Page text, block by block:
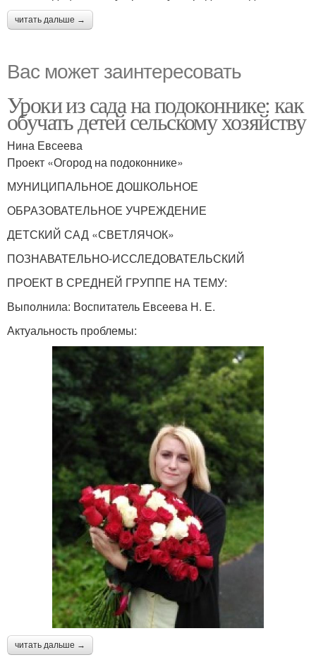
читать дальше →
Вас может заинтересовать
Уроки из сада на подоконнике: как
обучать детей сельскому хозяйству
Нина Евсеева
Проект «Огород на подоконнике»
МУНИЦИПАЛЬНОЕ ДОШКОЛЬНОЕ
ОБРАЗОВАТЕЛЬНОЕ УЧРЕЖДЕНИЕ
ДЕТСКИЙ САД «СВЕТЛЯЧОК»
ПОЗНАВАТЕЛЬНО-ИССЛЕДОВАТЕЛЬСКИЙ
ПРОЕКТ В СРЕДНЕЙ ГРУППЕ НА ТЕМУ:
Выполнила: Воспитатель Евсеева Н. Е.
Актуальность проблемы:
читать дальше →